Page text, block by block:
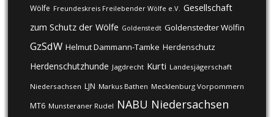
Wölfe Freundeskreis Freilebender Wölfe e.V. Gesellschaft
zum Schutz der Wölfe Goldenstedt Goldenstedter Wölfin
GzSdW Helmut Dammann-Tamke Herdenschutz
Herdenschutzhunde Jagdrecht Kurti Landesjägerschaft
Niedersachsen LJN Markus Bathen Mecklenburg Vorpommern
MT6 Munsteraner Rudel NABU Niedersachsen